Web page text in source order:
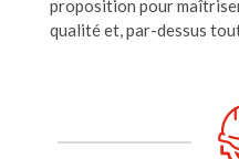
proposition pour
qualité et, par-dessus